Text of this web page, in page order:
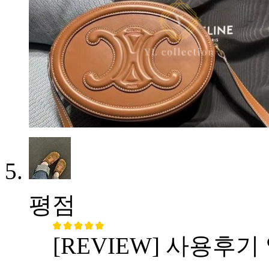
평점
[REVIEW] 사용후기